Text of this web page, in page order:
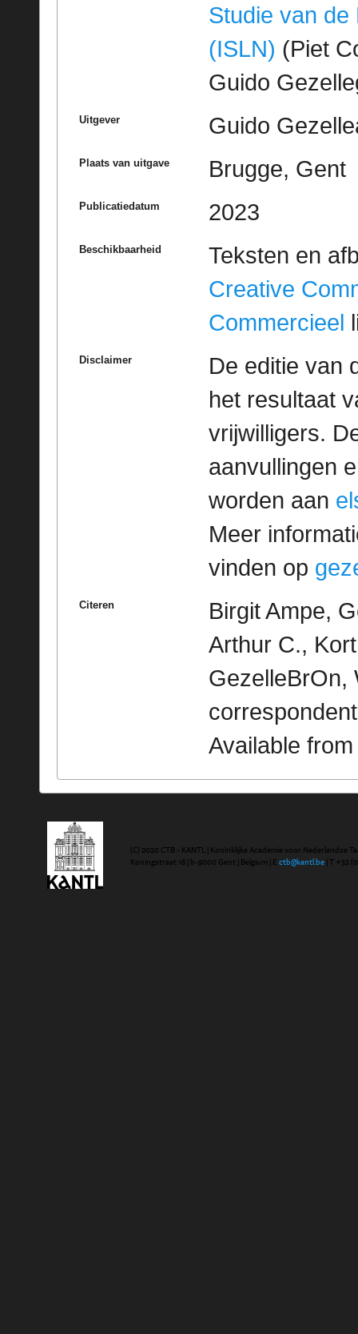
Studie van de
(ISLN) (Piet
Guido
Uitgever Guido
Plaats van uitgave Brugge, Gent
Publicatiedatum 2023
Beschikbaarheid
Teksten en
Creative
Commercieel
Disclaimer
De editie van
het resultaat
vrijwilligers.
aanvullingen
worden aan
Meer
vinden op
Citeren
Birgit Ampe,
Arthur C.,
GezelleBrOn,
Available
(C) 2020 CTB - KANTL | Koninklijke Academie voor Nederlandse
Koningstraat 18 | b-9000 Gent | Belgium | E ctb@kantl.be | T +32